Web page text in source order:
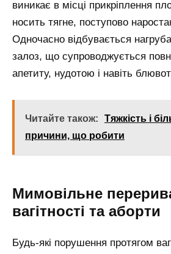
виникає в місці прикріплення
носить тягне, поступово
Одночасно відбувається
залоз, що супроводжується
апетиту, нудотою і навіть
Читайте також:
Тяжкість і
причини, що робити
Мимовільне
вагітності та аборти
Будь-які порушення протягом